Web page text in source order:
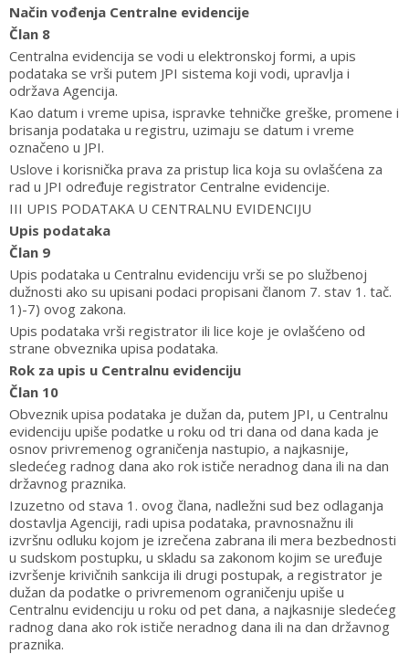
Način vođenja Centralne evidencije
Član 8
Centralna evidencija se vodi u elektronskoj formi, a upis
podataka se vrši putem JPI sistema koji vodi, upravlja i
održava Agencija.
Kao datum i vreme upisa, ispravke tehničke greške, promene i
brisanja podataka u registru, uzimaju se datum i vreme
označeno u JPI.
Uslove i korisnička prava za pristup lica koja su ovlašćena za
rad u JPI određuje registrator Centralne evidencije.
III UPIS PODATAKA U CENTRALNU EVIDENCIJU
Upis podataka
Član 9
Upis podataka u Centralnu evidenciju vrši se po službenoj
dužnosti ako su upisani podaci propisani članom 7. stav 1. tač.
1)-7) ovog zakona.
Upis podataka vrši registrator ili lice koje je ovlašćeno od
strane obveznika upisa podataka.
Rok za upis u Centralnu evidenciju
Član 10
Obveznik upisa podataka je dužan da, putem JPI, u Centralnu
evidenciju upiše podatke u roku od tri dana od dana kada je
osnov privremenog ograničenja nastupio, a najkasnije,
sledećeg radnog dana ako rok ističe neradnog dana ili na dan
državnog praznika.
Izuzetno od stava 1. ovog člana, nadležni sud bez odlaganja
dostavlja Agenciji, radi upisa podataka, pravnosnažnu ili
izvršnu odluku kojom je izrečena zabrana ili mera bezbednosti
u sudskom postupku, u skladu sa zakonom kojim se uređuje
izvršenje krivičnih sankcija ili drugi postupak, a registrator je
dužan da podatke o privremenom ograničenju upiše u
Centralnu evidenciju u roku od pet dana, a najkasnije sledećeg
radnog dana ako rok ističe neradnog dana ili na dan državnog
praznika.